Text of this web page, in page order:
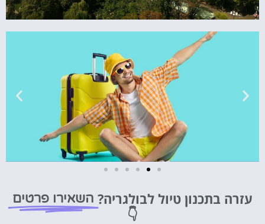
מציאת
עזרה בתכנון טיול לבולגריה? השאירו פרטים
👇